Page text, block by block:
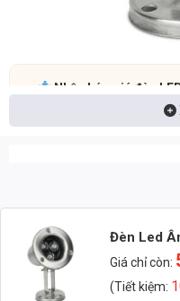
Nhận báo giá đèn
Nhắn: Loại đèn +
1. Đèn Led Âm Nước Là
Đèn Led
Đạt Led
Giá chỉ còn:
(Tiết kiệm: